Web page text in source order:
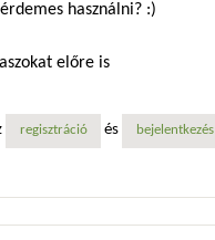
használni? :)
előre is
regisztráció és bejelentkezés